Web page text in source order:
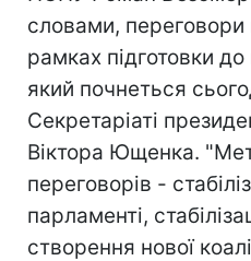
словами, переговори
рамках підготовки до
який почнеться
Секретаріаті
Віктора Ющенка.
переговорів -
парламенті,
створення нової